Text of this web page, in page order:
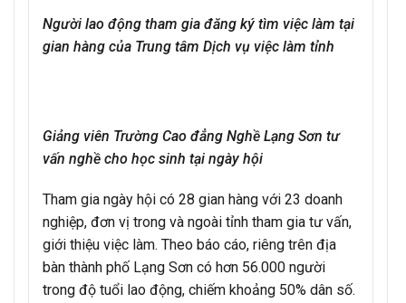
Người lao động tham gia đăng ký tìm việc làm tại
gian hàng của Trung tâm Dịch vụ việc làm tỉnh
Giảng viên Trường Cao đẳng Nghề Lạng Sơn tư
vấn nghề cho học sinh tại ngày hội
Tham gia ngày hội có 28 gian hàng với 23 doanh
nghiệp, đơn vị trong và ngoài tỉnh tham gia tư vấn,
giới thiệu việc làm. Theo báo cáo, riêng trên địa
bàn thành phố Lạng Sơn có hơn 56.000 người
trong độ tuổi lao động, chiếm khoảng 50% dân số.